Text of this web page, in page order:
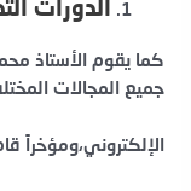
الدورات
كما يقوم الأستاذ
جميع المجالات
الإلكتروني،ومؤخراً